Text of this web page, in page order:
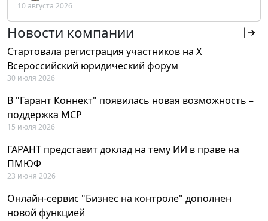
РФ
10 августа 2026
Новости компании
Стартовала регистрация участников на X
Всероссийский юридический форум
30 июля 2026
В "Гарант Коннект" появилась новая возможность –
поддержка MCP
15 июля 2026
ГАРАНТ представит доклад на тему ИИ в праве на
ПМЮФ
23 июня 2026
Онлайн-сервис "Бизнес на контроле" дополнен
новой функцией